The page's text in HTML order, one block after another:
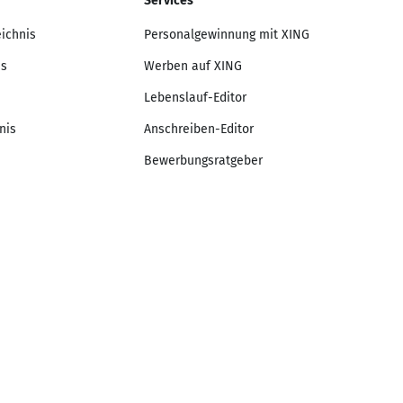
Personalgewinnung mit XING
Werben auf XING
Lebenslauf-Editor
Anschreiben-Editor
Bewerbungsratgeber